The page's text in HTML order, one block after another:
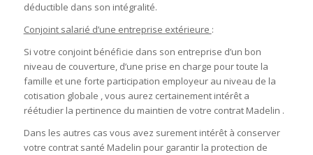
déductible dans son intégralité.
Conjoint salarié d’une entreprise extérieure :
Si votre conjoint bénéficie dans son entreprise d’un bon
niveau de couverture, d’une prise en charge pour toute la
famille et une forte participation employeur au niveau de la
cotisation globale , vous aurez certainement intérêt a
réétudier la pertinence du maintien de votre contrat Madelin .
Dans les autres cas vous avez surement intérêt à conserver
votre contrat santé Madelin pour garantir la protection de